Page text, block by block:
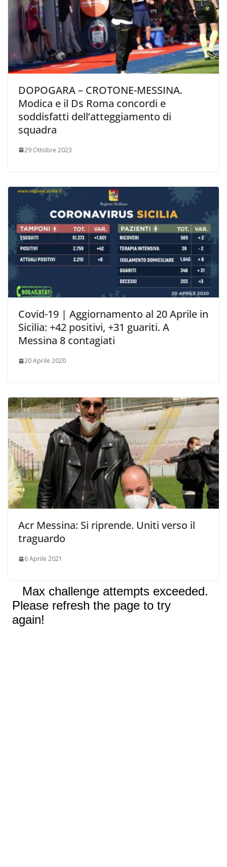
DOPOGARA – CROTONE-MESSINA.
Modica e il Ds Roma concordi e
soddisfatti dell’atteggiamento di
squadra
29 Ottobre 2023
Covid-19 | Aggiornamento al 20 Aprile in
Sicilia: +42 positivi, +31 guariti. A
Messina 8 contagiati
20 Aprile 2020
Acr Messina: Si riprende. Uniti verso il
traguardo
6 Aprile 2021